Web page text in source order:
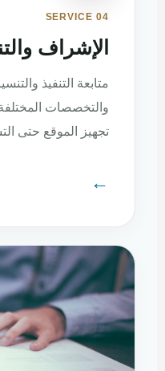
SERVICE 04
الإشراف
متابعة التنفيذ
والتخصصات
تجهيز الموقع حتى
←